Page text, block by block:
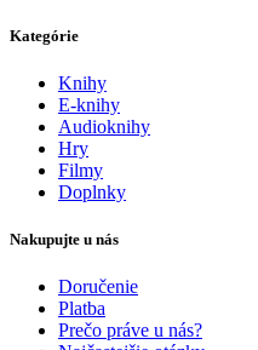
Kategórie
Knihy
E-knihy
Audioknihy
Hry
Filmy
Doplnky
Nakupujte u nás
Doručenie
Platba
Prečo práve u nás?